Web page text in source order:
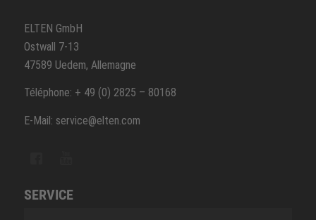
ELTEN GmbH
Ostwall 7-13
47589 Uedem, Allemagne
Téléphone: + 49 (0) 2825 – 80168
E-Mail: service@elten.com
SERVICE